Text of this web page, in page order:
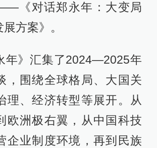
《对话郑永年：大变局
方案》。
年》汇集了2024—2025年
，围绕全球格局、大国关
理、经济转型等展开。从
欧洲极右翼，从中国科技
企业制度环境，再到民族